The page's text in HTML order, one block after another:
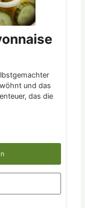
und das
das die